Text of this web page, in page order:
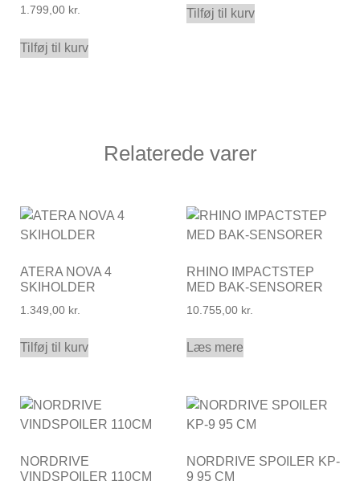
1.799,00 kr.
Tilføj til kurv
Tilføj til kurv
Relaterede varer
ATERA NOVA 4
SKIHOLDER
1.349,00 kr.
Tilføj til kurv
RHINO IMPACTSTEP
MED BAK-SENSORER
10.755,00 kr.
Læs mere
NORDRIVE
VINDSPOILER 110CM
NORDRIVE SPOILER KP-
9 95 CM